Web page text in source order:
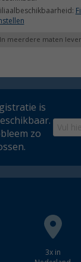
In meerdere maten
is
zo
3x in